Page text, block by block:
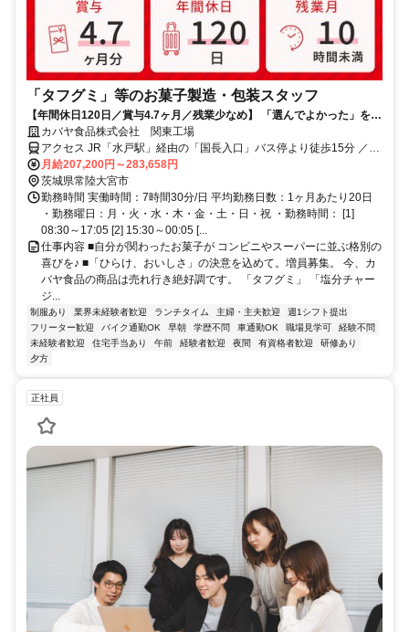
「タフグミ」等のお菓子製造・包装スタッフ
【年間休日120日／賞与4.7ヶ月／残業少なめ】 「選んでよかった」を、
働くすべての人に。「タフグミ」「塩分チャージタブレッツ」「セボン
スター」「さくさくぱんだ」「ほねほねザウルス」等のヒット連発を支
える誇りと、業界屈指の待遇を同時に手に入れませんか？ 平均勤続16.5
年が証明する「心理的安全」と、最新設備のクリーンルームで叶える
「スマートな働き方」。 ただの作業で終わらせない、日本中の笑顔を作
る司令塔へ。 カバヤ食品なら、仕事のやりがいも、家族との大切な時間
も、何ひとつ妥協する必要はありません。
カバヤ食品株式会社 関東工場
アクセス JR「水戸駅」経由の「国長入口」バス停より徒歩15分 ／マ
イカー通勤OK／無料駐車場完備
月給207,200円～283,658円
茨城県常陸大宮市
勤務時間 実働時間：7時間30分/日 平均勤務日数：1ヶ月あたり20日
・勤務曜日：月・火・水・木・金・土・日・祝 ・勤務時間： [1]
08:30～17:05 [2] 15:30～00:05 [...
仕事内容 ■自分が関わったお菓子が コンビニやスーパーに並ぶ格別の
喜びを♪ ■「ひらけ、おいしさ」の決意を込めて。増員募集。 今、カ
バヤ食品の商品は売れ行き絶好調です。 「タフグミ」 「塩分チャー
ジ...
制服あり 業界未経験者歓迎 ランチタイム 主婦・主夫歓迎
週1シフト提出
フリーター歓迎
バイク通勤OK 早朝 学歴不問 車通勤OK 職場見学可
経験不問
未経験者歓迎
住宅手当あり 午前 経験者歓迎 夜間 有資格者歓迎
研修あり
夕方
正社員